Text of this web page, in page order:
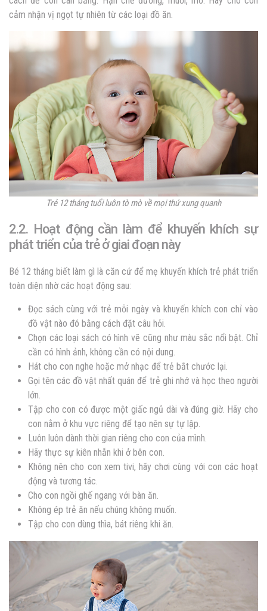
cảm nhận vị ngọt tự nhiên từ các loại đồ ăn.
Trẻ 12 tháng tuổi luôn tò mò về mọi thứ xung quanh
2.2. Hoạt động cần làm để khuyến khích sự
phát triển của trẻ ở giai đoạn này
Bé 12 tháng biết làm gì là căn cứ để mẹ khuyến khích trẻ phát triển
toàn diện nhờ các hoạt động sau:
Đọc sách cùng với trẻ mỗi ngày và khuyến khích con chỉ vào
đồ vật nào đó bằng cách đặt câu hỏi.
Chọn các loại sách có hình vẽ cũng như màu sắc nổi bật. Chỉ
cần có hình ảnh, không cần có nội dung.
Hát cho con nghe hoặc mở nhạc để trẻ bắt chước lại.
Gọi tên các đồ vật nhất quán để trẻ ghi nhớ và học theo người
lớn.
Tập cho con có được một giấc ngủ dài và đúng giờ. Hãy cho
con nằm ở khu vực riêng để tạo nên sự tự lập.
Luôn luôn dành thời gian riêng cho con của mình.
Hãy thực sự kiên nhẫn khi ở bên con.
Không nên cho con xem tivi, hãy chơi cùng với con các hoạt
động và tương tác.
Cho con ngồi ghế ngang với bàn ăn.
Không ép trẻ ăn nếu chúng không muốn.
Tập cho con dùng thìa, bát riêng khi ăn.